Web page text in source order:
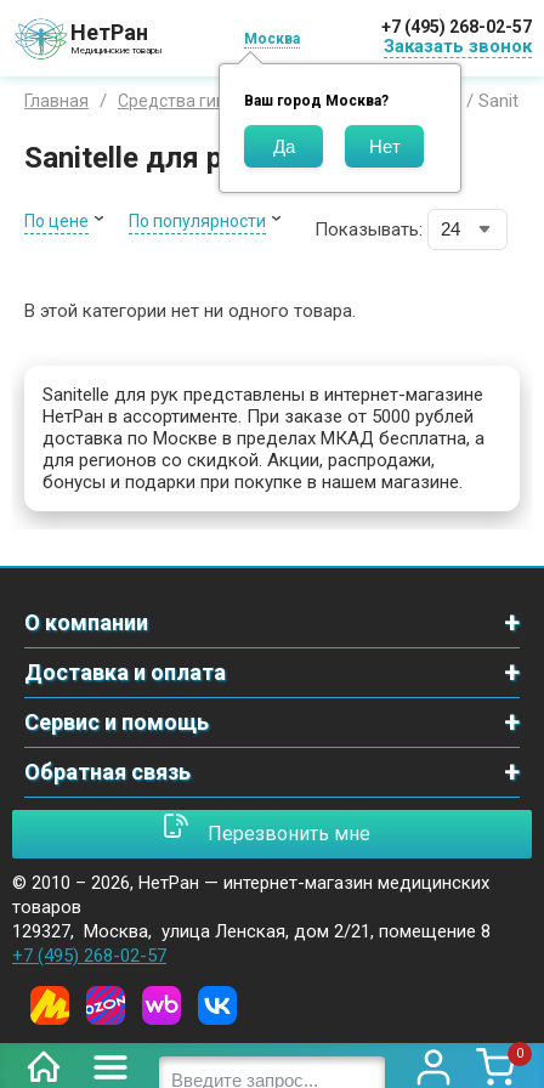
НетРан
Медицинские товары
Москва
Ваш город Москва?
+7 (495) 268-02-57
Заказать звонок
0
Главная Средства гигиены Бренды Санитель / Sanitelle
Sanitelle для рук
По цене По популярности Показывать:
В этой категории нет ни одного товара.
Sanitelle для рук представлены в интернет-магазине
НетРан в ассортименте. При заказе от 5000 рублей
доставка по Москве в пределах МКАД бесплатна, а
для регионов со скидкой. Акции, распродажи,
бонусы и подарки при покупке в нашем магазине.
О компании
Доставка и оплата
Сервис и помощь
Обратная связь
Перезвонить мне
© 2010 – 2026, НетРан — интернет-магазин медицинских
товаров
129327, Москва, улица Ленская, дом 2/21, помещение 8
+7 (495) 268-02-57